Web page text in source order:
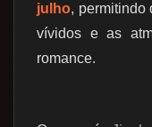
julho, permitindo
vívidos e as
romance.